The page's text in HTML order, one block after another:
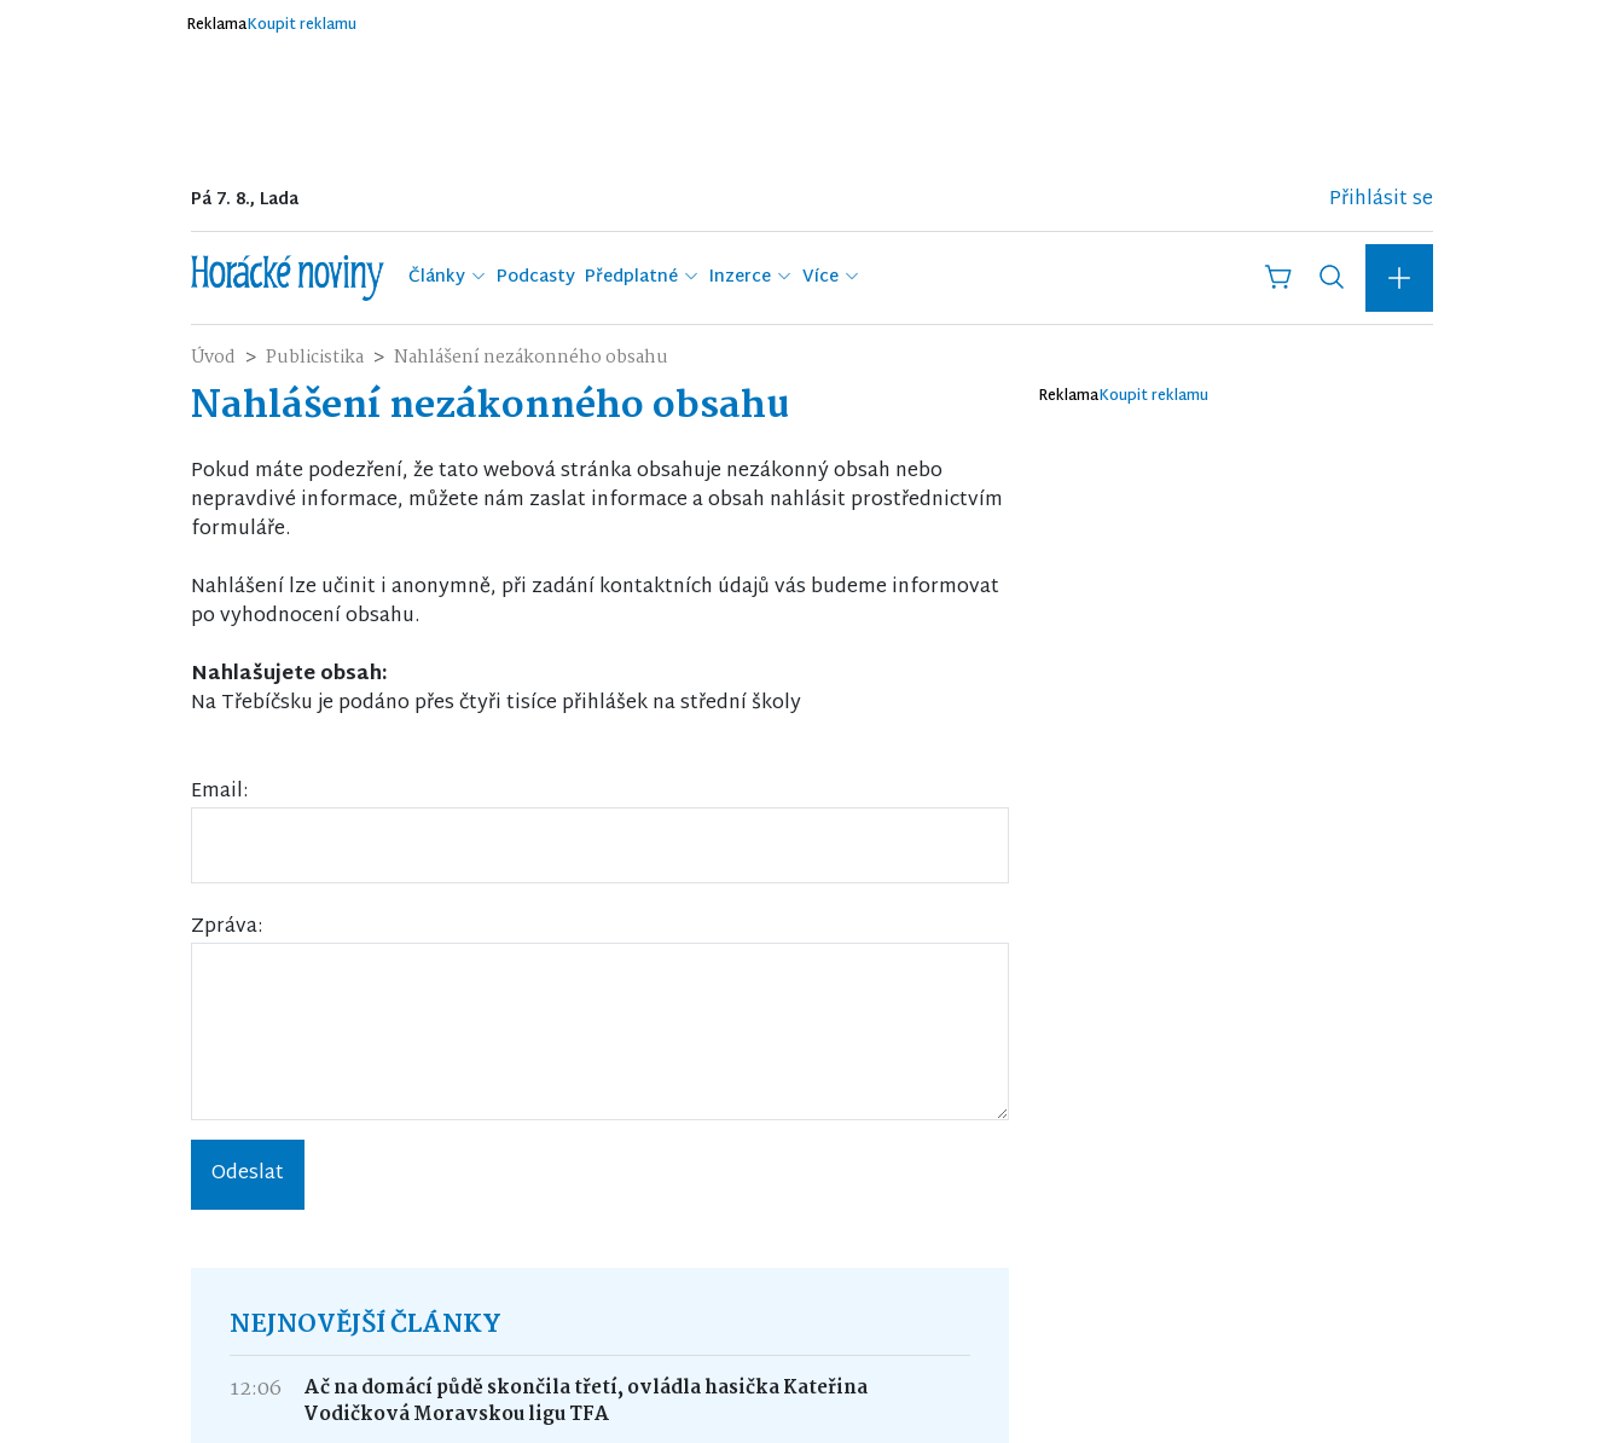
ReklamaKoupit reklamu
Pá 7. 8., Lada Přihlásit se
Články Podcasty Předplatné Inzerce Více
Úvod Publicistika Nahlášení nezákonného obsahu
Nahlášení nezákonného obsahu
Pokud máte podezření, že tato webová stránka obsahuje nezákonný obsah nebo
nepravdivé informace, můžete nám zaslat informace a obsah nahlásit prostřednictvím
formuláře.
Nahlášení lze učinit i anonymně, při zadání kontaktních údajů vás budeme informovat
po vyhodnocení obsahu.
Nahlašujete obsah:
Na Třebíčsku je podáno přes čtyři tisíce přihlášek na střední školy
Email:
Zpráva:
Odeslat
NEJNOVĚJŠÍ ČLÁNKY
12:06
Ač na domácí půdě skončila třetí, ovládla hasička Kateřina
Vodičková Moravskou ligu TFA
ReklamaKoupit reklamu